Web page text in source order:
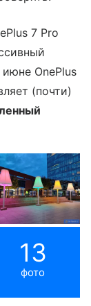
7 Pro
OnePlus
(почти)
13
фото